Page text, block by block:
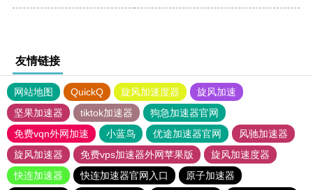
友情链接
网站地图 QuickQ 旋风加速度器
旋风加速
坚果加速器
tiktok加速器
狗急加速器官网
免费vqn外网加速
小蓝鸟 优途加速器官网
风驰加速器
旋风加速器
免费vps加速器外网苹果版
旋风加速度器
快连加速器
快连加速器官网入口
原子加速器